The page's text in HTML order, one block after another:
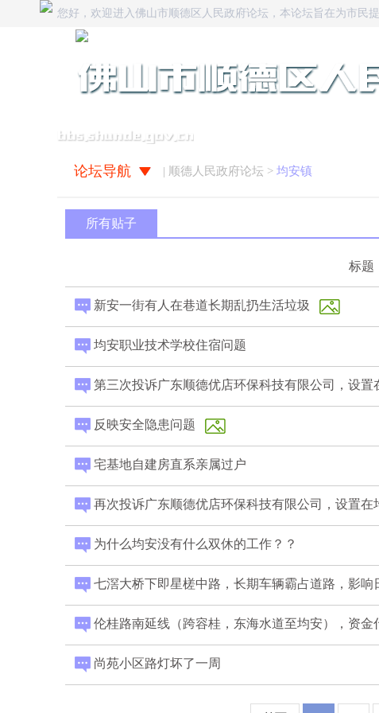
您好，欢迎进入佛山市顺德区人民政府论坛，本论坛旨在为市民
论坛导航 | 顺德人民政府论坛 > 均安镇
所有贴子
标题
新安一街有人在巷道长期乱扔生活垃圾
均安职业技术学校住宿问题
第三次投诉广东顺德优店环保科技有限公司，设
反映安全隐患问题
宅基地自建房直系亲属过户
再次投诉广东顺德优店环保科技有限公司，设置
为什么均安没有什么双休的工作？？
七滘大桥下即星槎中路，长期车辆霸占道路，影响
伦桂路南延线（跨容桂，东海水道至均安），资金
尚苑小区路灯坏了一周